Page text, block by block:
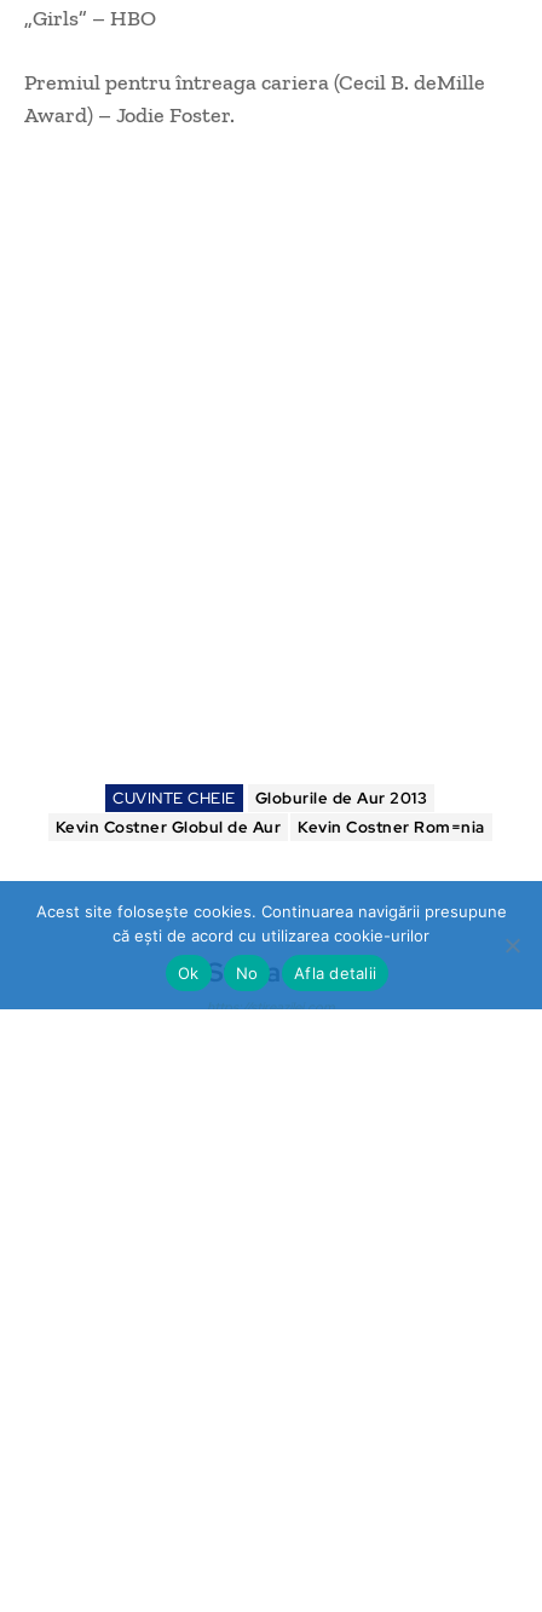
„Girls” – HBO
Premiul pentru întreaga cariera (Cecil B. deMille
Award) – Jodie Foster.
CUVINTE CHEIE
Globurile de Aur 2013
Kevin Costner Globul de Aur
Kevin Costner Rom=nia
Stirea Zilei
https://stireazilei.com
Acest site folosește cookies. Continuarea navigării presupune
că ești de acord cu utilizarea cookie-urilor
Ok
No Afla detalii